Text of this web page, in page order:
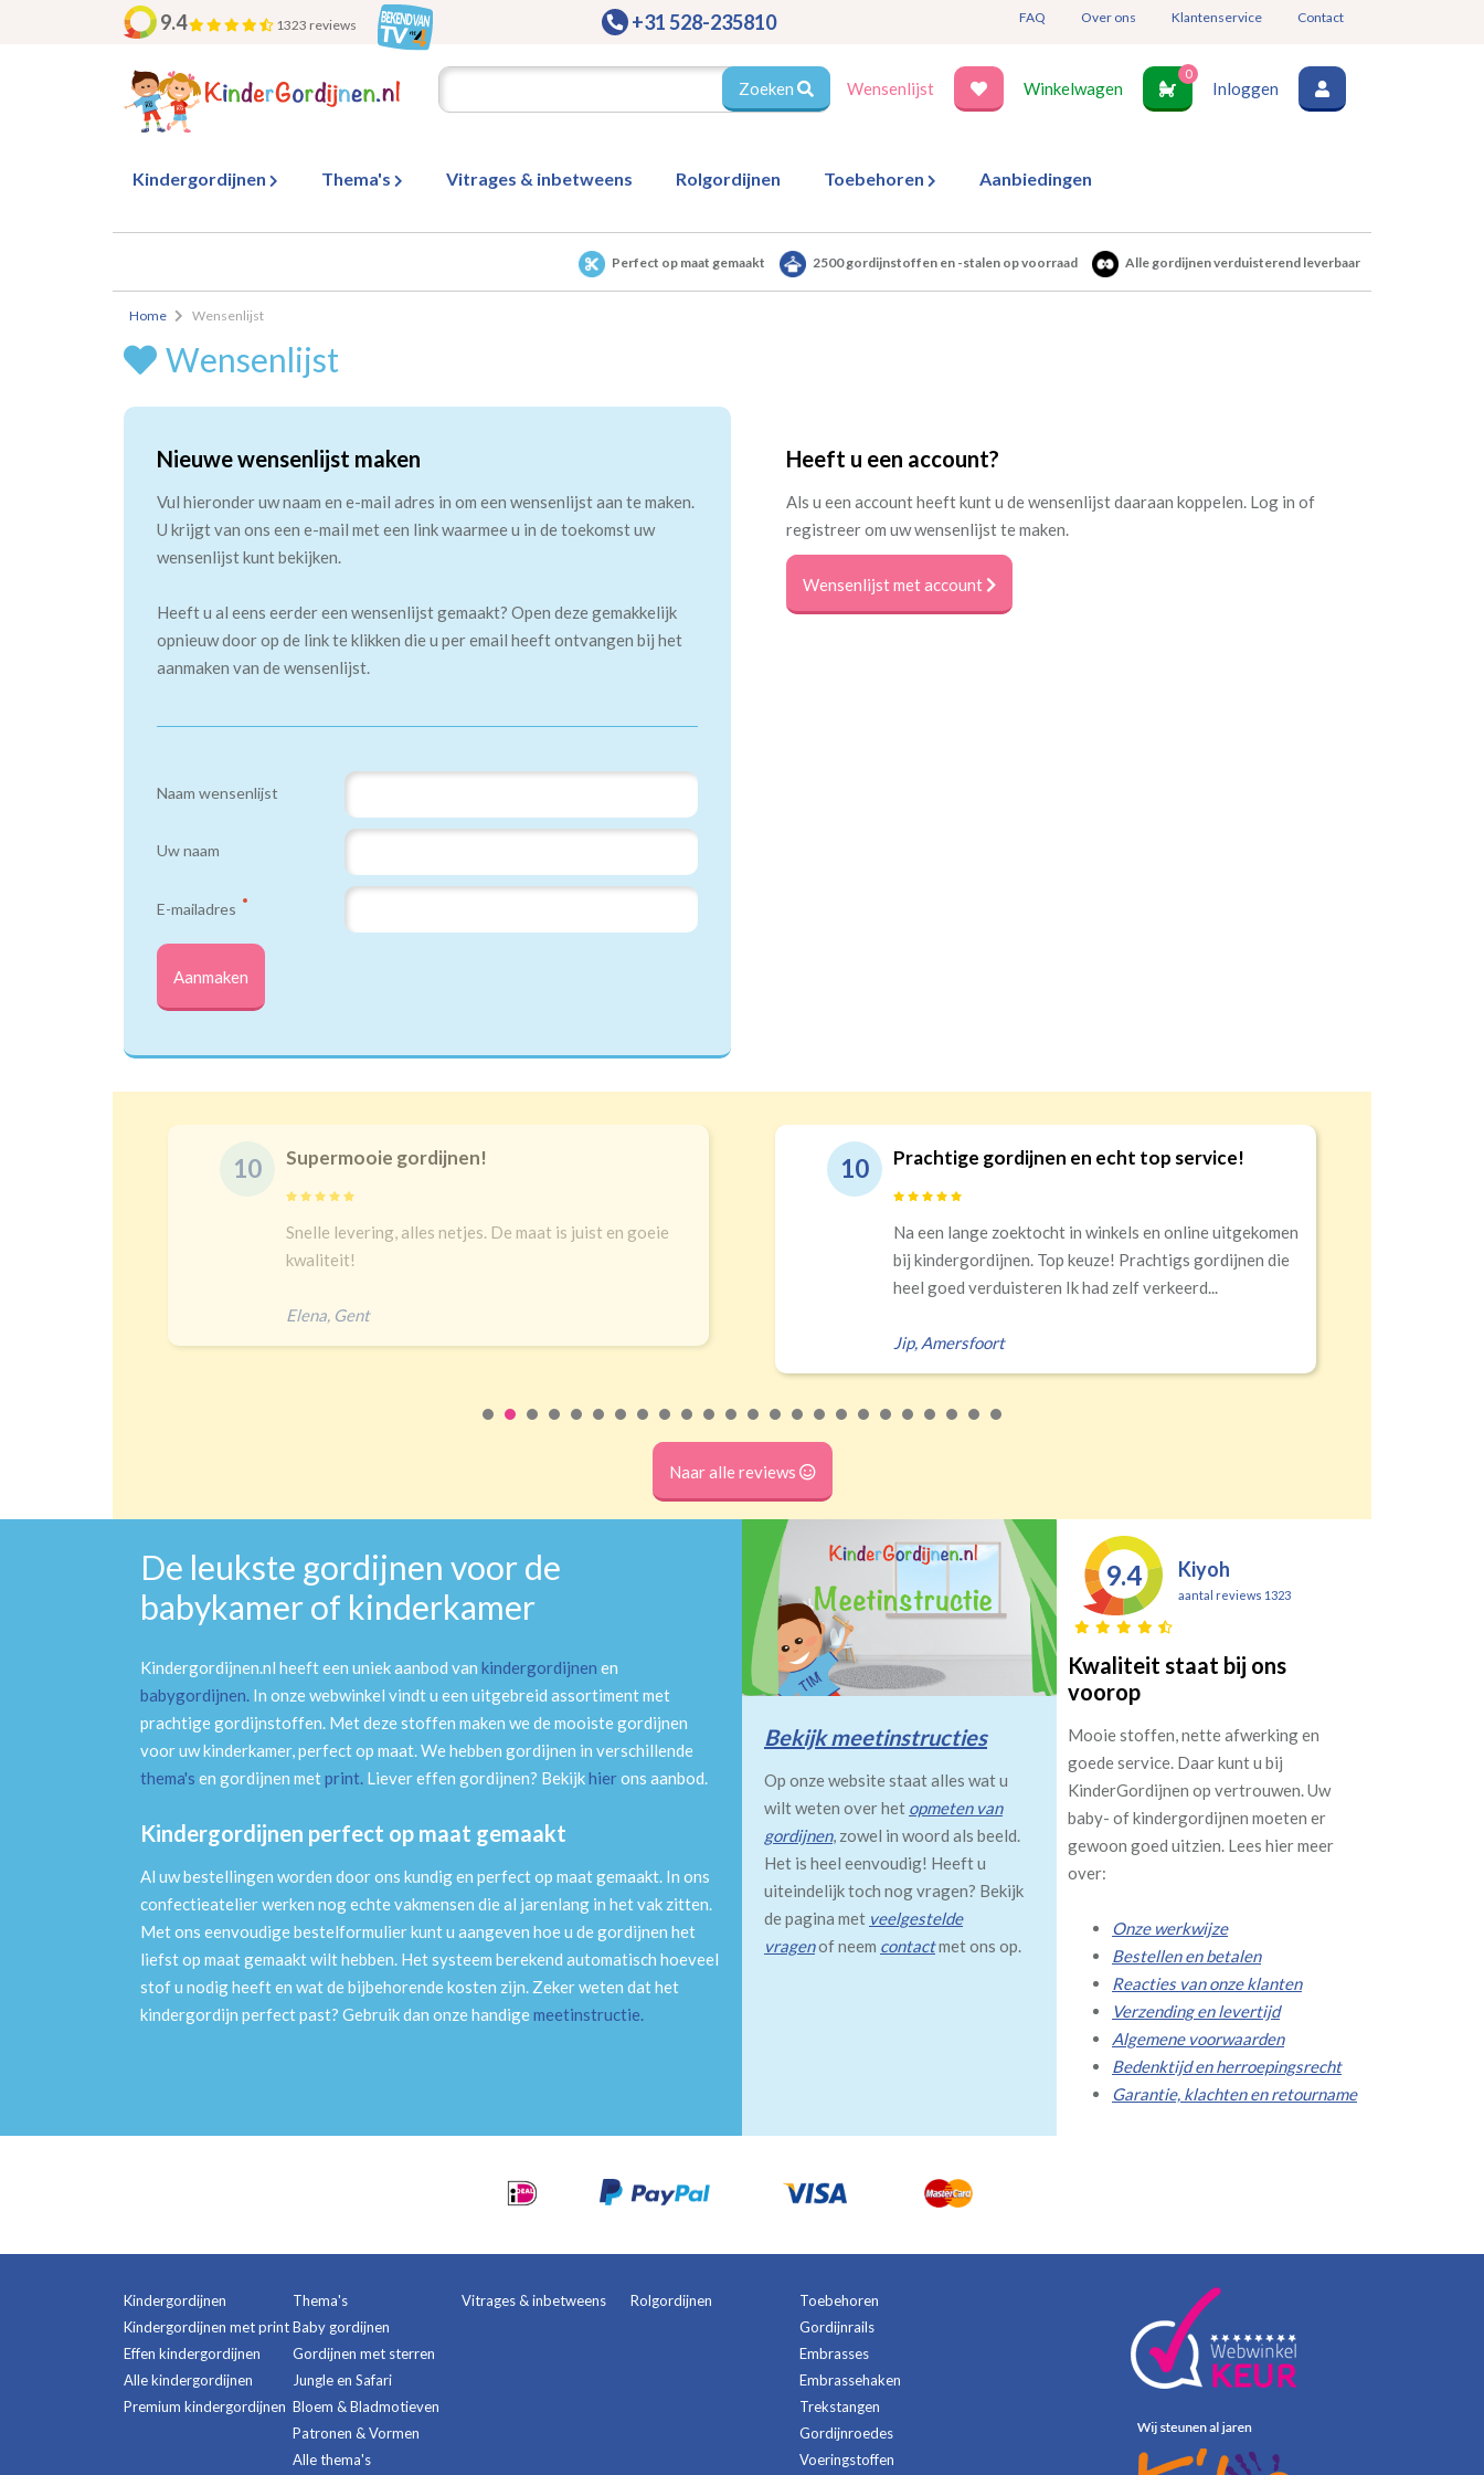
9.4 1323 reviews +31 528-235810 FAQ Over ons Klantenservice Contact
Zoeken Wensenlijst Winkelwagen
0
Inloggen
Kindergordijnen Thema's Vitrages & inbetweens Rolgordijnen Toebehoren Aanbiedingen
Perfect op maat gemaakt 2500 gordijnstoffen en -stalen op voorraad Alle gordijnen verduisterend leverbaar
Home Wensenlijst
Wensenlijst
Nieuwe wensenlijst maken
Vul hieronder uw naam en e-mail adres in om een wensenlijst aan te maken.
U krijgt van ons een e-mail met een link waarmee u in de toekomst uw
wensenlijst kunt bekijken.
Heeft u al eens eerder een wensenlijst gemaakt? Open deze gemakkelijk
opnieuw door op de link te klikken die u per email heeft ontvangen bij het
aanmaken van de wensenlijst.
Naam wensenlijst
Uw naam
E-mailadres
Aanmaken
Heeft u een account?
Als u een account heeft kunt u de wensenlijst daaraan koppelen. Log in of
registreer om uw wensenlijst te maken.
Wensenlijst met account
10 Supermooie gordijnen!
Snelle levering, alles netjes. De maat is juist en goeie
kwaliteit!
Elena, Gent
10 Prachtige gordijnen en echt top service!
Na een lange zoektocht in winkels en online uitgekomen
bij kindergordijnen. Top keuze! Prachtigs gordijnen die
heel goed verduisteren Ik had zelf verkeerd...
Jip, Amersfoort
Naar alle reviews
De leukste gordijnen voor de
babykamer of kinderkamer
Kindergordijnen.nl heeft een uniek aanbod van kindergordijnen en
babygordijnen. In onze webwinkel vindt u een uitgebreid assortiment met
prachtige gordijnstoffen. Met deze stoffen maken we de mooiste gordijnen
voor uw kinderkamer, perfect op maat. We hebben gordijnen in verschillende
thema's en gordijnen metprint. Liever effen gordijnen? Bekijkhierons aanbod.
Kindergordijnen perfect op maat gemaakt
Al uw bestellingen worden door ons kundig en perfect op maat gemaakt. In ons
confectieatelier werken nog echte vakmensen die al jarenlang in het vak zitten.
Met ons eenvoudige bestelformulier kunt u aangeven hoe u de gordijnen het
liefst op maat gemaakt wilt hebben. Het systeem berekend automatisch hoeveel
stof u nodig heeft en wat de bijbehorende kosten zijn. Zeker weten dat het
kindergordijn perfect past? Gebruik dan onze handigemeetinstructie.
Bekijk meetinstructies
Op onze website staat alles wat u
wilt weten over het opmeten van
gordijnen, zowel in woord als beeld.
Het is heel eenvoudig! Heeft u
uiteindelijk toch nog vragen? Bekijk
de pagina met veelgestelde
vragenof neem contactmet ons op.
9.4 Kiyoh
aantal reviews 1323
Kwaliteit staat bij ons
voorop
Mooie stoffen, nette afwerking en
goede service. Daar kunt u bij
KinderGordijnen op vertrouwen. Uw
baby- of kindergordijnen moeten er
gewoon goed uitzien. Lees hier meer
over:
Onze werkwijze
Bestellen en betalen
Reacties van onze klanten
Verzending en levertijd
Algemene voorwaarden
Bedenktijd en herroepingsrecht
Garantie, klachten en retourname
Kindergordijnen
Kindergordijnen met print
Effen kindergordijnen
Alle kindergordijnen
Premium kindergordijnen
Thema's
Baby gordijnen
Gordijnen met sterren
Jungle en Safari
Bloem & Bladmotieven
Patronen & Vormen
Alle thema's
Vitrages & inbetweens Rolgordijnen
Toebehoren
Gordijnrails
Embrasses
Embrassehaken
Trekstangen
Gordijnroedes
Voeringstoffen